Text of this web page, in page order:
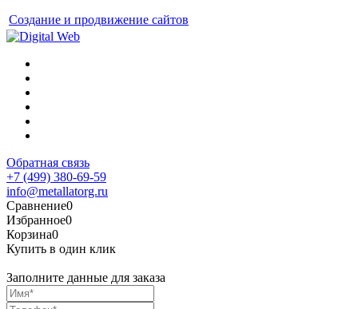
Создание и продвижение сайтов
Обратная связь
+7 (499) 380-69-59
info@metallatorg.ru
Сравнение0
Избранное0
Корзина0
Купить в один клик
Заполните данные для заказа